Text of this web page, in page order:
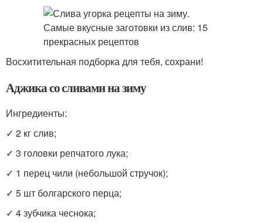
Восхитительная подборка для тебя, сохрани!
Аджика со сливами на зиму
Ингредиенты:
✓ 2 кг слив;
✓ 3 головки репчатого лука;
✓ 1 перец чили (небольшой стручок);
✓ 5 шт болгарского перца;
✓ 4 зубчика чеснока;